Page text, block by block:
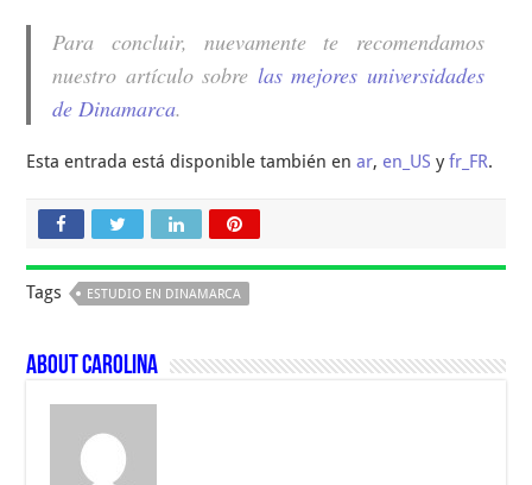
Para concluir, nuevamente te recomendamos
nuestro artículo sobre las mejores universidades
de Dinamarca.
Esta entrada está disponible también enar, en_US yfr_FR.
Tags ESTUDIO EN DINAMARCA
About Carolina